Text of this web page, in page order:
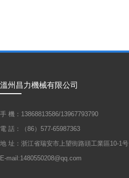
溫州昌力機械有限公司
手 機：13868813586/13967793790
電 話：（86）577-65987363
地 址：浙江省瑞安市上望街路頭工業區10-1号
E-mail:1480550208@qq.com